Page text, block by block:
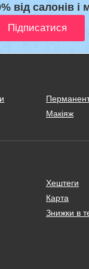
від салонів і
Макіяж
Хештеги
Карта
Знижки в